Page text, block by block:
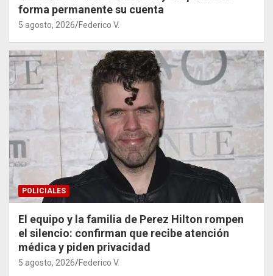
forma permanente su cuenta
5 agosto, 2026 Federico V.
POLICIALES
El equipo y la familia de Perez Hilton rompen
el silencio: confirman que recibe atención
médica y piden privacidad
5 agosto, 2026 Federico V.